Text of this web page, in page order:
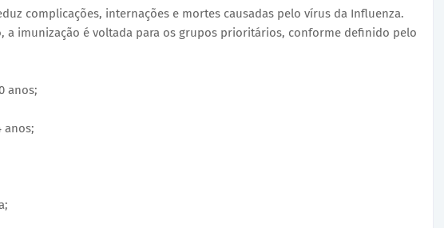
complicações, internações e mortes causadas pelo vírus da Influenza.
a imunização é voltada para os grupos prioritários, conforme definido pelo
anos;
anos;